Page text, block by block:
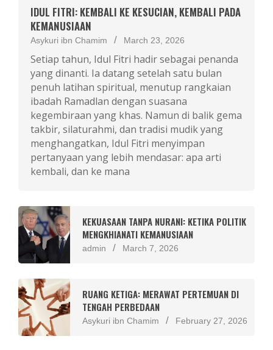
IDUL FITRI: KEMBALI KE KESUCIAN, KEMBALI PADA
KEMANUSIAAN
Asykuri ibn Chamim March 23, 2026
Setiap tahun, Idul Fitri hadir sebagai penanda
yang dinanti. Ia datang setelah satu bulan
penuh latihan spiritual, menutup rangkaian
ibadah Ramadlan dengan suasana
kegembiraan yang khas. Namun di balik gema
takbir, silaturahmi, dan tradisi mudik yang
menghangatkan, Idul Fitri menyimpan
pertanyaan yang lebih mendasar: apa arti
kembali, dan ke mana
KEKUASAAN TANPA NURANI: KETIKA POLITIK
MENGKHIANATI KEMANUSIAAN
admin March 7, 2026
RUANG KETIGA: MERAWAT PERTEMUAN DI
TENGAH PERBEDAAN
Asykuri ibn Chamim February 27, 2026